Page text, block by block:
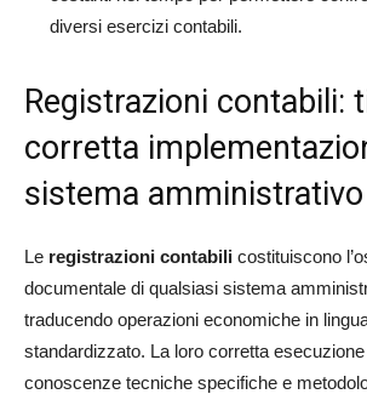
diversi esercizi contabili.
Registrazioni contabili:
corretta
sistema amministrativo
Le registrazioni contabili costituiscono
documentale di qualsiasi sistema
traducendo operazioni economiche in
standardizzato. La loro corretta
conoscenze tecniche specifiche e